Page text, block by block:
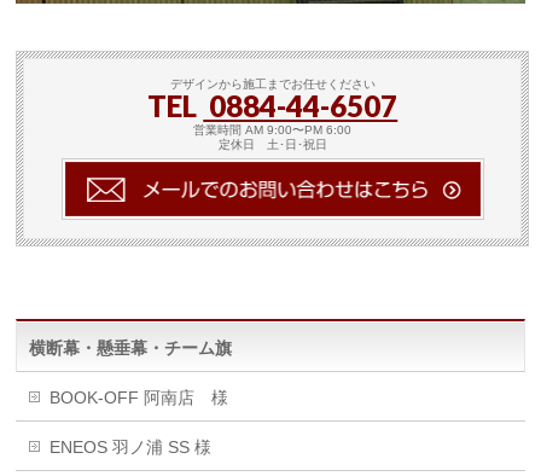
デザインから施工までお任せください
TEL 0884-44-6507
営業時間 AM 9:00〜PM 6:00
定休日 土･日･祝日
横断幕・懸垂幕・チーム旗
BOOK-OFF 阿南店 様
ENEOS 羽ノ浦 SS 様